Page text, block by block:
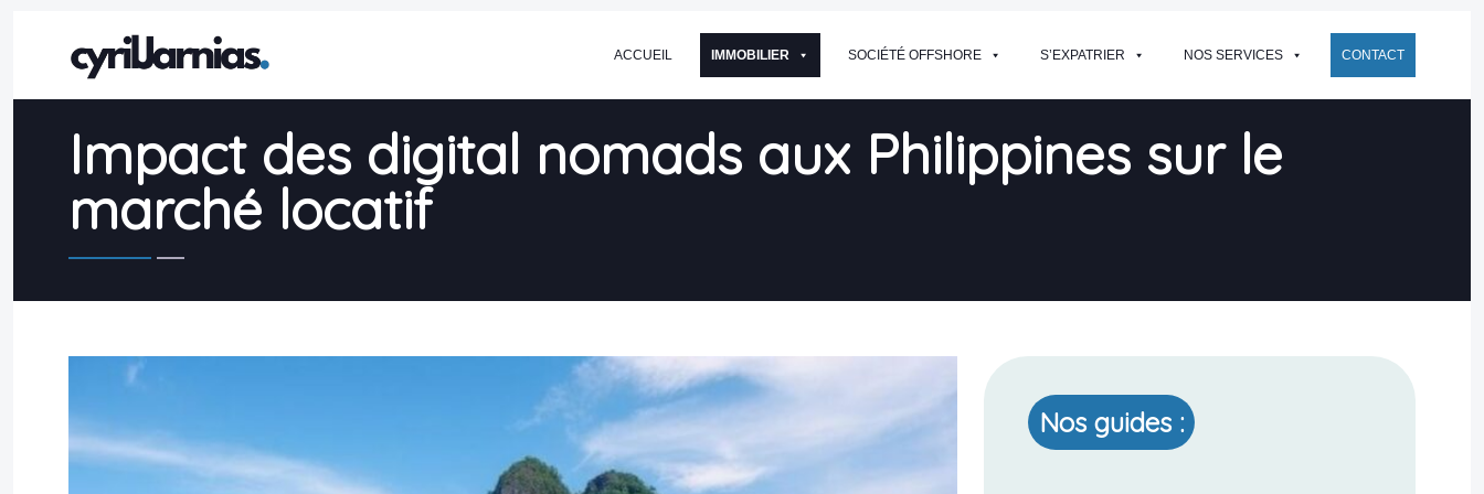
ACCUEIL IMMOBILIER SOCIÉTÉ OFFSHORE S’EXPATRIER NOS SERVICES CONTACT
Impact des digital nomads aux Philippines sur le
marché locatif
Nos guides :